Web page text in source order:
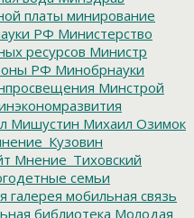
платы минирование
РФ Министерство
ресурсов Министр
РФ Минобрнауки
Минстрой
Мишустин Михаил Озимок
Мнение_Тиховский
семьи
галерея мобильная связь
библиотека Молодая